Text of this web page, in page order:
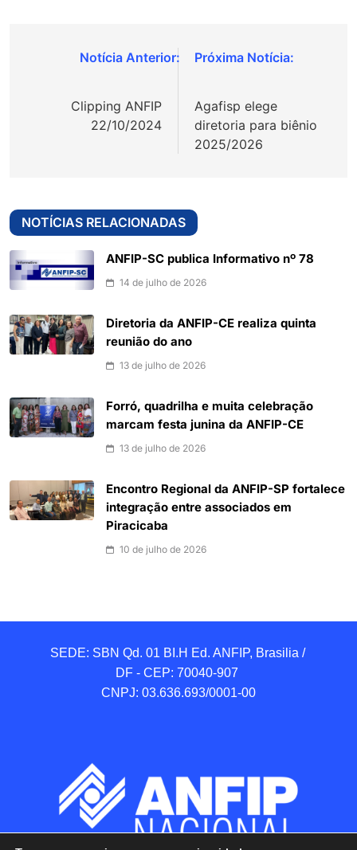
Navegação
Clipping ANFIP
22/10/2024
Agafisp elege
diretoria para biênio
2025/2026
NOTÍCIAS RELACIONADAS
ANFIP-SC publica Informativo nº 78
14 de julho de 2026
Diretoria da ANFIP-CE realiza quinta
reunião do ano
13 de julho de 2026
Forró, quadrilha e muita celebração
marcam festa junina da ANFIP-CE
13 de julho de 2026
Encontro Regional da ANFIP-SP fortalece
integração entre associados em
Piracicaba
10 de julho de 2026
SEDE: SBN Qd. 01 BI.H Ed. ANFIP, Brasilia /
DF - CEP: 70040-907
CNPJ: 03.636.693/0001-00